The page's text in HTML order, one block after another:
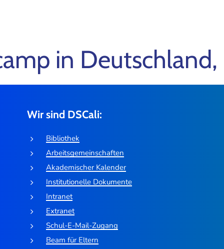
in Deutschland,
Wir sind DSCali:
Bibliothek
Arbeitsgemeinschaften
Akademischer Kalender
Institutionelle Dokumente
Intranet
Extranet
Schul-E-Mail-Zugang
Beam für Eltern